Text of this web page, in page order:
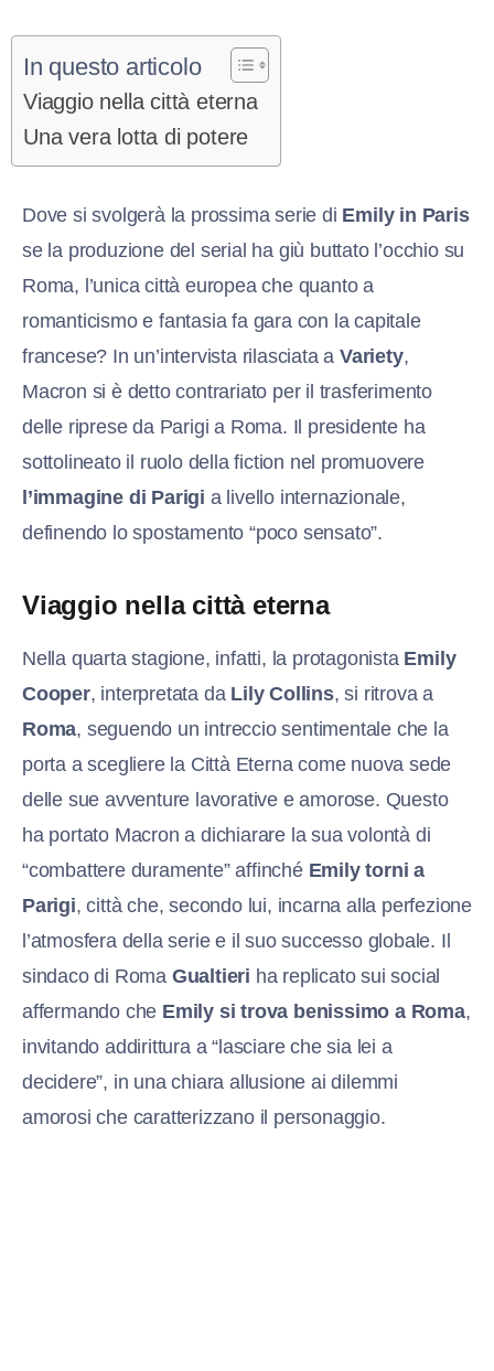
In questo articolo
Viaggio nella città eterna
Una vera lotta di potere
Dove si svolgerà la prossima serie di Emily in Paris
se la produzione del serial ha giù buttato l’occhio su
Roma, l’unica città europea che quanto a
romanticismo e fantasia fa gara con la capitale
francese? In un’intervista rilasciata aVariety,
Macron si è detto contrariato per il trasferimento
delle riprese da Parigi a Roma. Il presidente ha
sottolineato il ruolo della fiction nel promuovere
l’immagine di Parigi a livello internazionale,
definendo lo spostamento “poco sensato”.
Viaggio nella città eterna
Nella quarta stagione, infatti, la protagonista Emily
Cooper, interpretata da Lily Collins, si ritrova a
Roma, seguendo un intreccio sentimentale che la
porta a scegliere la Città Eterna come nuova sede
delle sue avventure lavorative e amorose. Questo
ha portato Macron a dichiarare la sua volontà di
“combattere duramente” affinché Emily torni a
Parigi, città che, secondo lui, incarna alla perfezione
l’atmosfera della serie e il suo successo globale. Il
sindaco di Roma Gualtieri ha replicato sui social
affermando che Emily si trova benissimo a Roma,
invitando addirittura a “lasciare che sia lei a
decidere”, in una chiara allusione ai dilemmi
amorosi che caratterizzano il personaggio.